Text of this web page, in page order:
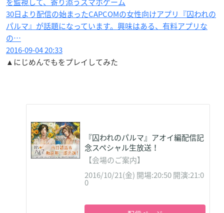
30日より配信の始まったCAPCOMの女性向けアプリ『囚われの
パルマ』が話題になっています。興味はある、有料アプリな
の…
2016-09-04 20:33
▲にじめんでもをプレイしてみた
『囚われのパルマ』アオイ編配信記
念スペシャル生放送！
【会場のご案内】
2016/10/21(金) 開場:20:50 開演:21:0
0